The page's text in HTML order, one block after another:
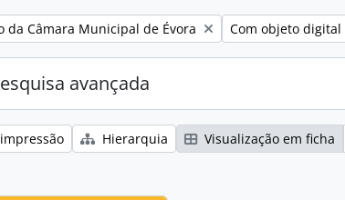
da Câmara Municipal de Évora Remove filter:
Com objeto digital
avançada
Hierarquia Visualização em ficha